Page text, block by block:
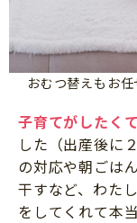
おむつ替えもお任
子育てがしたく
した（出産後に
の対応や朝ごは
干すなど、わた
をしてくれて本